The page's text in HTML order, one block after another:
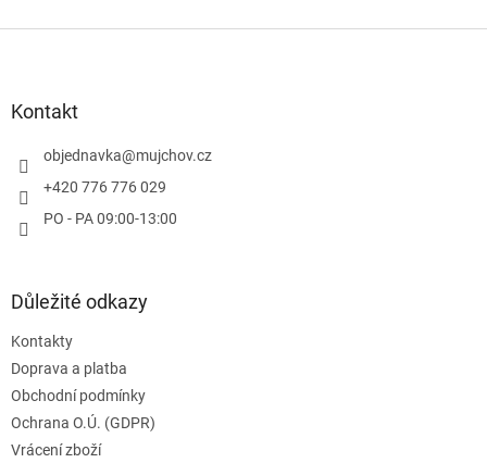
Kontakt
objednavka@mujchov.cz
+420 776 776 029
PO - PA 09:00-13:00
Důležité odkazy
Kontakty
Doprava a platba
Obchodní podmínky
Ochrana O.Ú. (GDPR)
Vrácení zboží